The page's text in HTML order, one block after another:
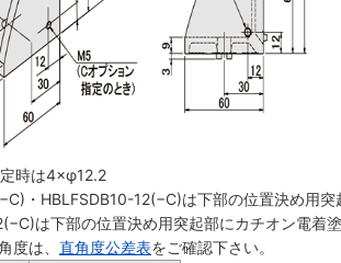
時は4×φ12.2
・HBLFSDB10-12(−C)は下部の位置決め用
は下部の位置決め用突起部にカチオン電着
度は、 直角度公差表をご確認下さい。